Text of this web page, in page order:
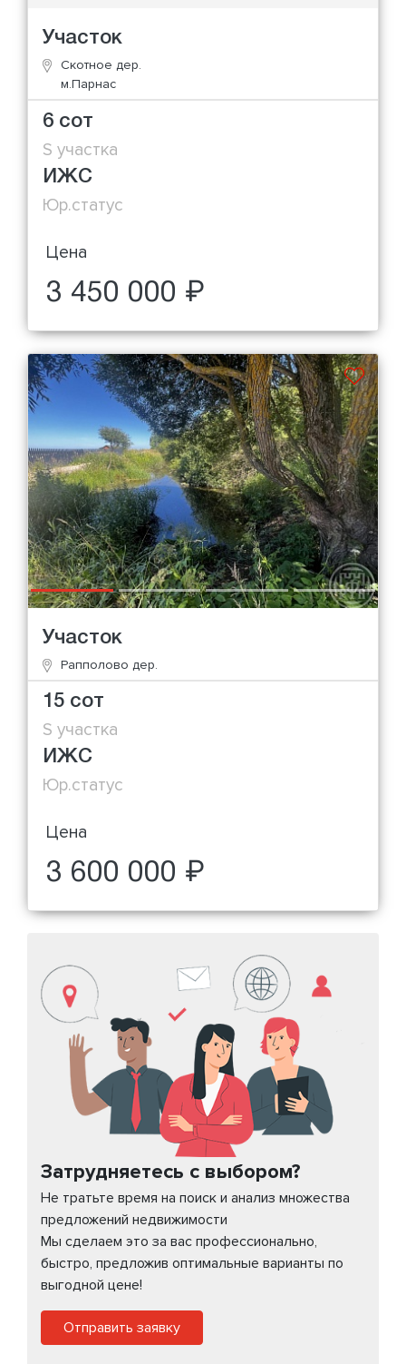
Участок
Скотное дер.
м.Парнас
6 сот
S участка
ИЖС
Юр.статус
Цена
3 450 000 ₽
Участок
Рапполово дер.
15 сот
S участка
ИЖС
Юр.статус
Цена
3 600 000 ₽
Затрудняетесь с выбором?
Не тратьте время на поиск и анализ множества
предложений недвижимости
Мы сделаем это за вас профессионально,
быстро, предложив оптимальные варианты по
выгодной цене!
Отправить заявку